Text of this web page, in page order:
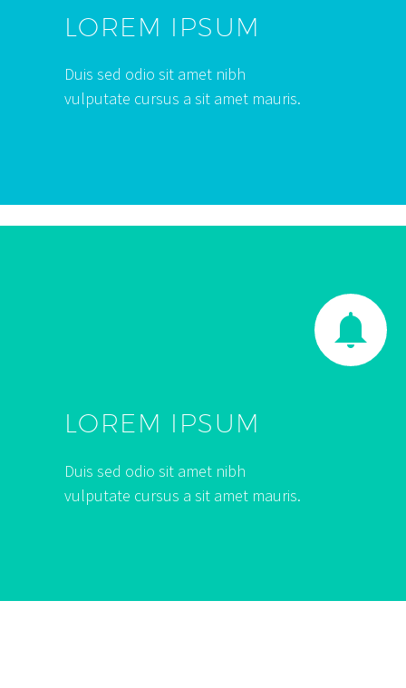
LOREM IPSUM
Duis sed odio sit amet nibh
vulputate cursus a sit amet mauris.


LOREM IPSUM
Duis sed odio sit amet nibh
vulputate cursus a sit amet mauris.